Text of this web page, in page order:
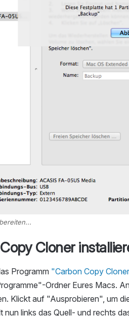
Cloner
Programm "Carbon Copy
Ordner Eures Macs.
Klickt auf "Ausprobieren", um
nun links das Quell- und rechts